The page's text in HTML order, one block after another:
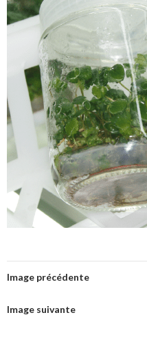
Image précédente
Image suivante